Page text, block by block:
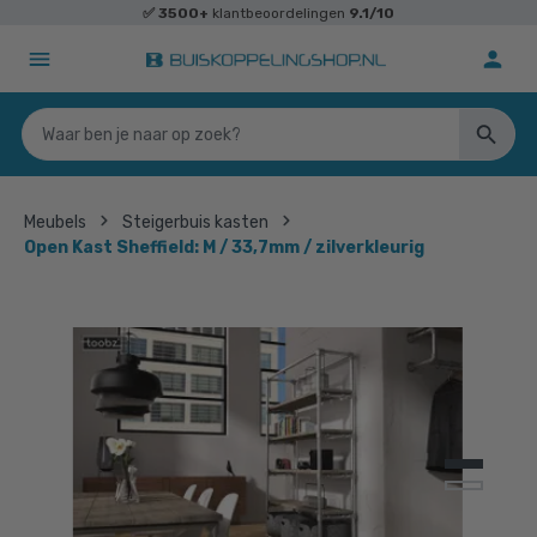
✅ 3500+ klantbeoordelingen 9.1/10
Meubels
Steigerbuis kasten
Open Kast Sheffield: M / 33,7mm / zilverkleurig